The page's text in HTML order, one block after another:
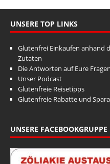
UNSERE TOP LINKS
Glutenfrei Einkaufen anhand
Zutaten
Die Antworten auf Eure Fragen
Unser Podcast
Glutenfreie Reisetipps
Glutenfreie Rabatte und
UNSERE FACEBOOKGRUPPE